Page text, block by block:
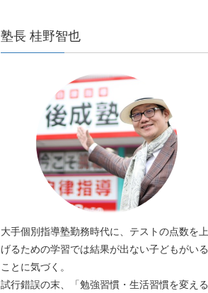
塾長 桂野智也
大手個別指導塾勤務時代に、テストの点数を上
げるための学習では結果が出ない子どもがいる
ことに気づく。
試行錯誤の末、「勉強習慣・生活習慣を変える